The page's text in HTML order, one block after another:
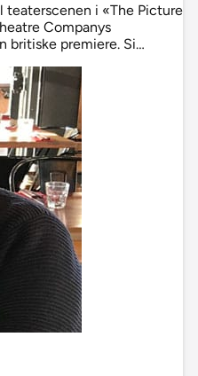
teaterscenen i «The Picture
Companys
britiske premiere. Si…